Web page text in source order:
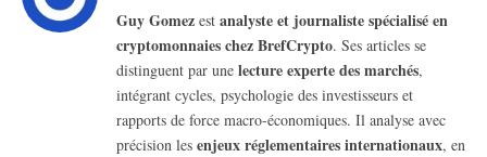
Guy Gomez est analyste et journaliste spécialisé en
cryptomonnaies chez BrefCrypto. Ses articles se
distinguent par une lecture experte des marchés,
intégrant cycles, psychologie des investisseurs et
rapports de force macro-économiques. Il analyse avec
précision les enjeux réglementaires internationaux, en